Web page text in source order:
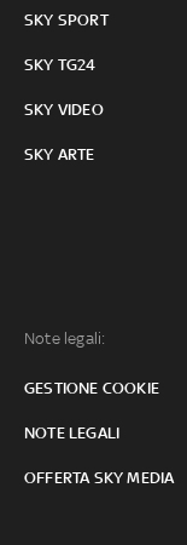
SKY SPORT
SKY TG24
SKY VIDEO
SKY ARTE
Note legali:
GESTIONE COOKIE
NOTE LEGALI
OFFERTA SKY MEDIA